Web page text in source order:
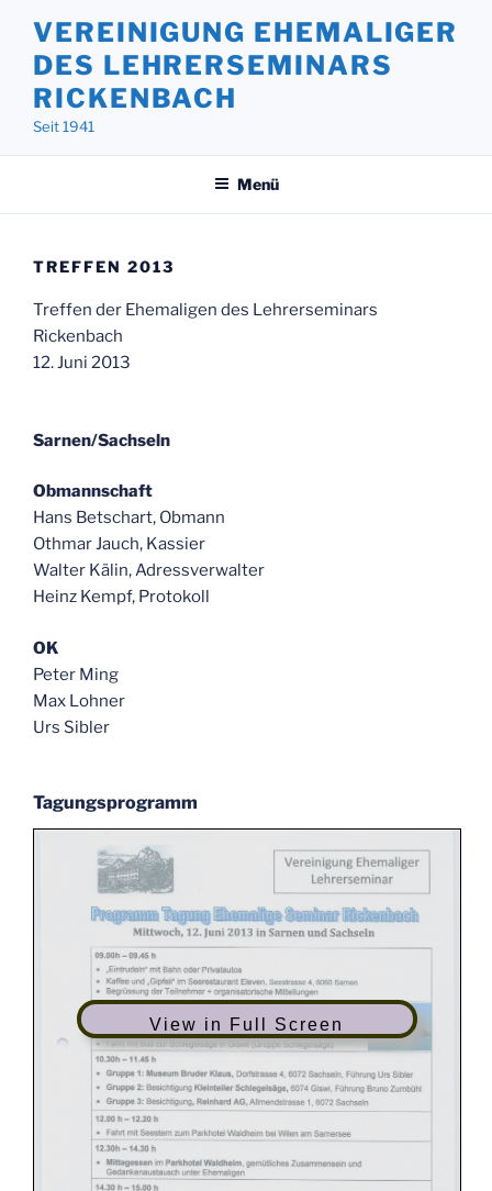
Inhalt
springen
VEREINIGUNG EHEMALIGER
DES LEHRERSEMINARS
RICKENBACH
Seit 1941
Menü
TREFFEN 2013
Treffen der Ehemaligen des Lehrerseminars
Rickenbach
12. Juni 2013
Sarnen/Sachseln
Obmannschaft
Hans Betschart, Obmann
Othmar Jauch, Kassier
Walter Kälin, Adressverwalter
Heinz Kempf, Protokoll
OK
Peter Ming
Max Lohner
Urs Sibler
Tagungsprogramm
View in Full Screen